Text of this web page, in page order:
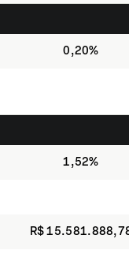
0,20%
1,52%
R$